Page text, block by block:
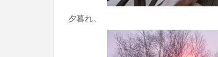
夕暮れ。